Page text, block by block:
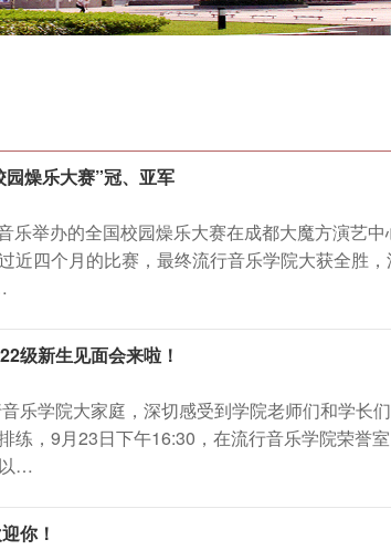
燥乐大赛”冠、亚军
乐举办的全国校园燥乐大赛在成都大魔方演艺
近四个月的比赛，最终流行音乐学院大获全胜
级新生见面会来啦！
乐学院大家庭，深切感受到学院老师们和学长
练，9月23日下午16:30，在流行音乐学院荣誉
…
你！